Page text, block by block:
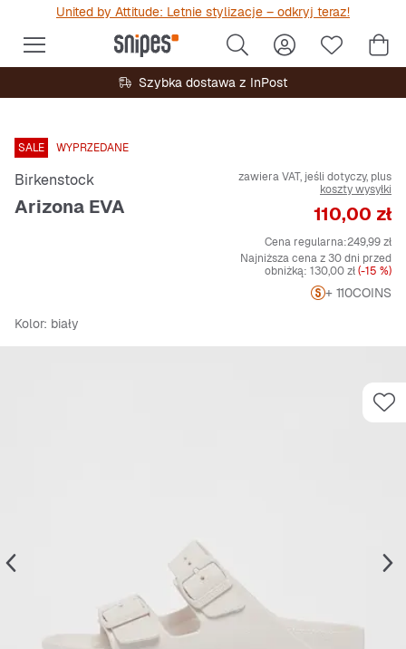
United by Attitude: Letnie stylizacje – odkryj teraz!
Szybka dostawa z InPost
SALE WYPRZEDANE
Birkenstock
Arizona EVA
zawiera VAT, jeśli dotyczy, plus
koszty wysyłki
Cena
110,00 zł
Cena regularna:249,99 zł
Najniższa cena z 30 dni przed
obniżką: 130,00 zł(-15 %)
+ 110COINS
Kolor: biały